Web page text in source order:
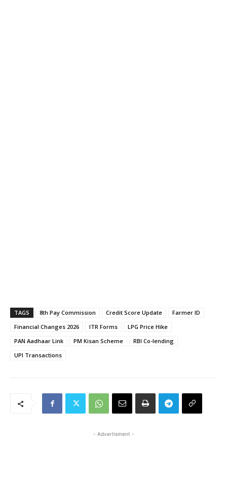
TAGS 8th Pay Commission Credit Score Update
Farmer ID
Financial Changes 2026
ITR Forms
LPG Price Hike
PAN Aadhaar Link
PM Kisan Scheme
RBI Co-lending
UPI Transactions
- Advertisment -